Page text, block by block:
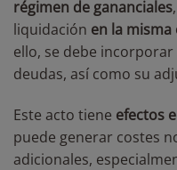
régimen de gananciales
liquidación en la
ello, se debe
deudas, así como su
Este acto tiene efectos
puede generar costes
adicionales,